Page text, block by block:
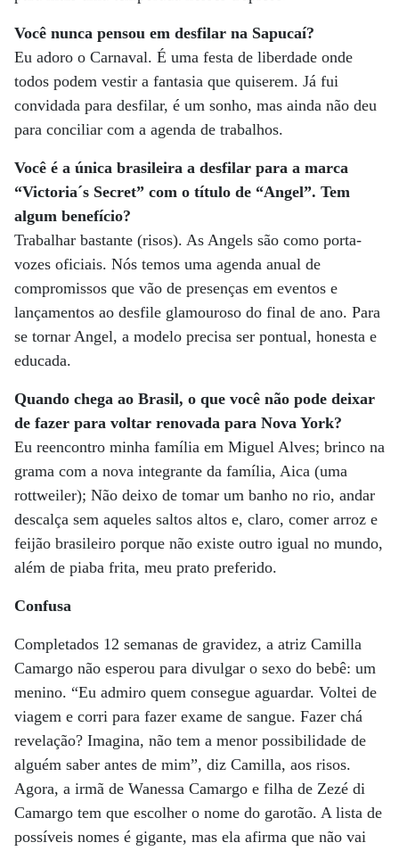
Você nunca pensou em desfilar na Sapucaí?
Eu adoro o Carnaval. É uma festa de liberdade onde
todos podem vestir a fantasia que quiserem. Já fui
convidada para desfilar, é um sonho, mas ainda não deu
para conciliar com a agenda de trabalhos.
Você é a única brasileira a desfilar para a marca
“Victoria´s Secret” com o título de “Angel”. Tem
algum benefício?
Trabalhar bastante (risos). As Angels são como porta-
vozes oficiais. Nós temos uma agenda anual de
compromissos que vão de presenças em eventos e
lançamentos ao desfile glamouroso do final de ano. Para
se tornar Angel, a modelo precisa ser pontual, honesta e
educada.
Quando chega ao Brasil, o que você não pode deixar
de fazer para voltar renovada para Nova York?
Eu reencontro minha família em Miguel Alves; brinco na
grama com a nova integrante da família, Aica (uma
rottweiler); Não deixo de tomar um banho no rio, andar
descalça sem aqueles saltos altos e, claro, comer arroz e
feijão brasileiro porque não existe outro igual no mundo,
além de piaba frita, meu prato preferido.
Confusa
Completados 12 semanas de gravidez, a atriz Camilla
Camargo não esperou para divulgar o sexo do bebê: um
menino. “Eu admiro quem consegue aguardar. Voltei de
viagem e corri para fazer exame de sangue. Fazer chá
revelação? Imagina, não tem a menor possibilidade de
alguém saber antes de mim”, diz Camilla, aos risos.
Agora, a irmã de Wanessa Camargo e filha de Zezé di
Camargo tem que escolher o nome do garotão. A lista de
possíveis nomes é gigante, mas ela afirma que não vai